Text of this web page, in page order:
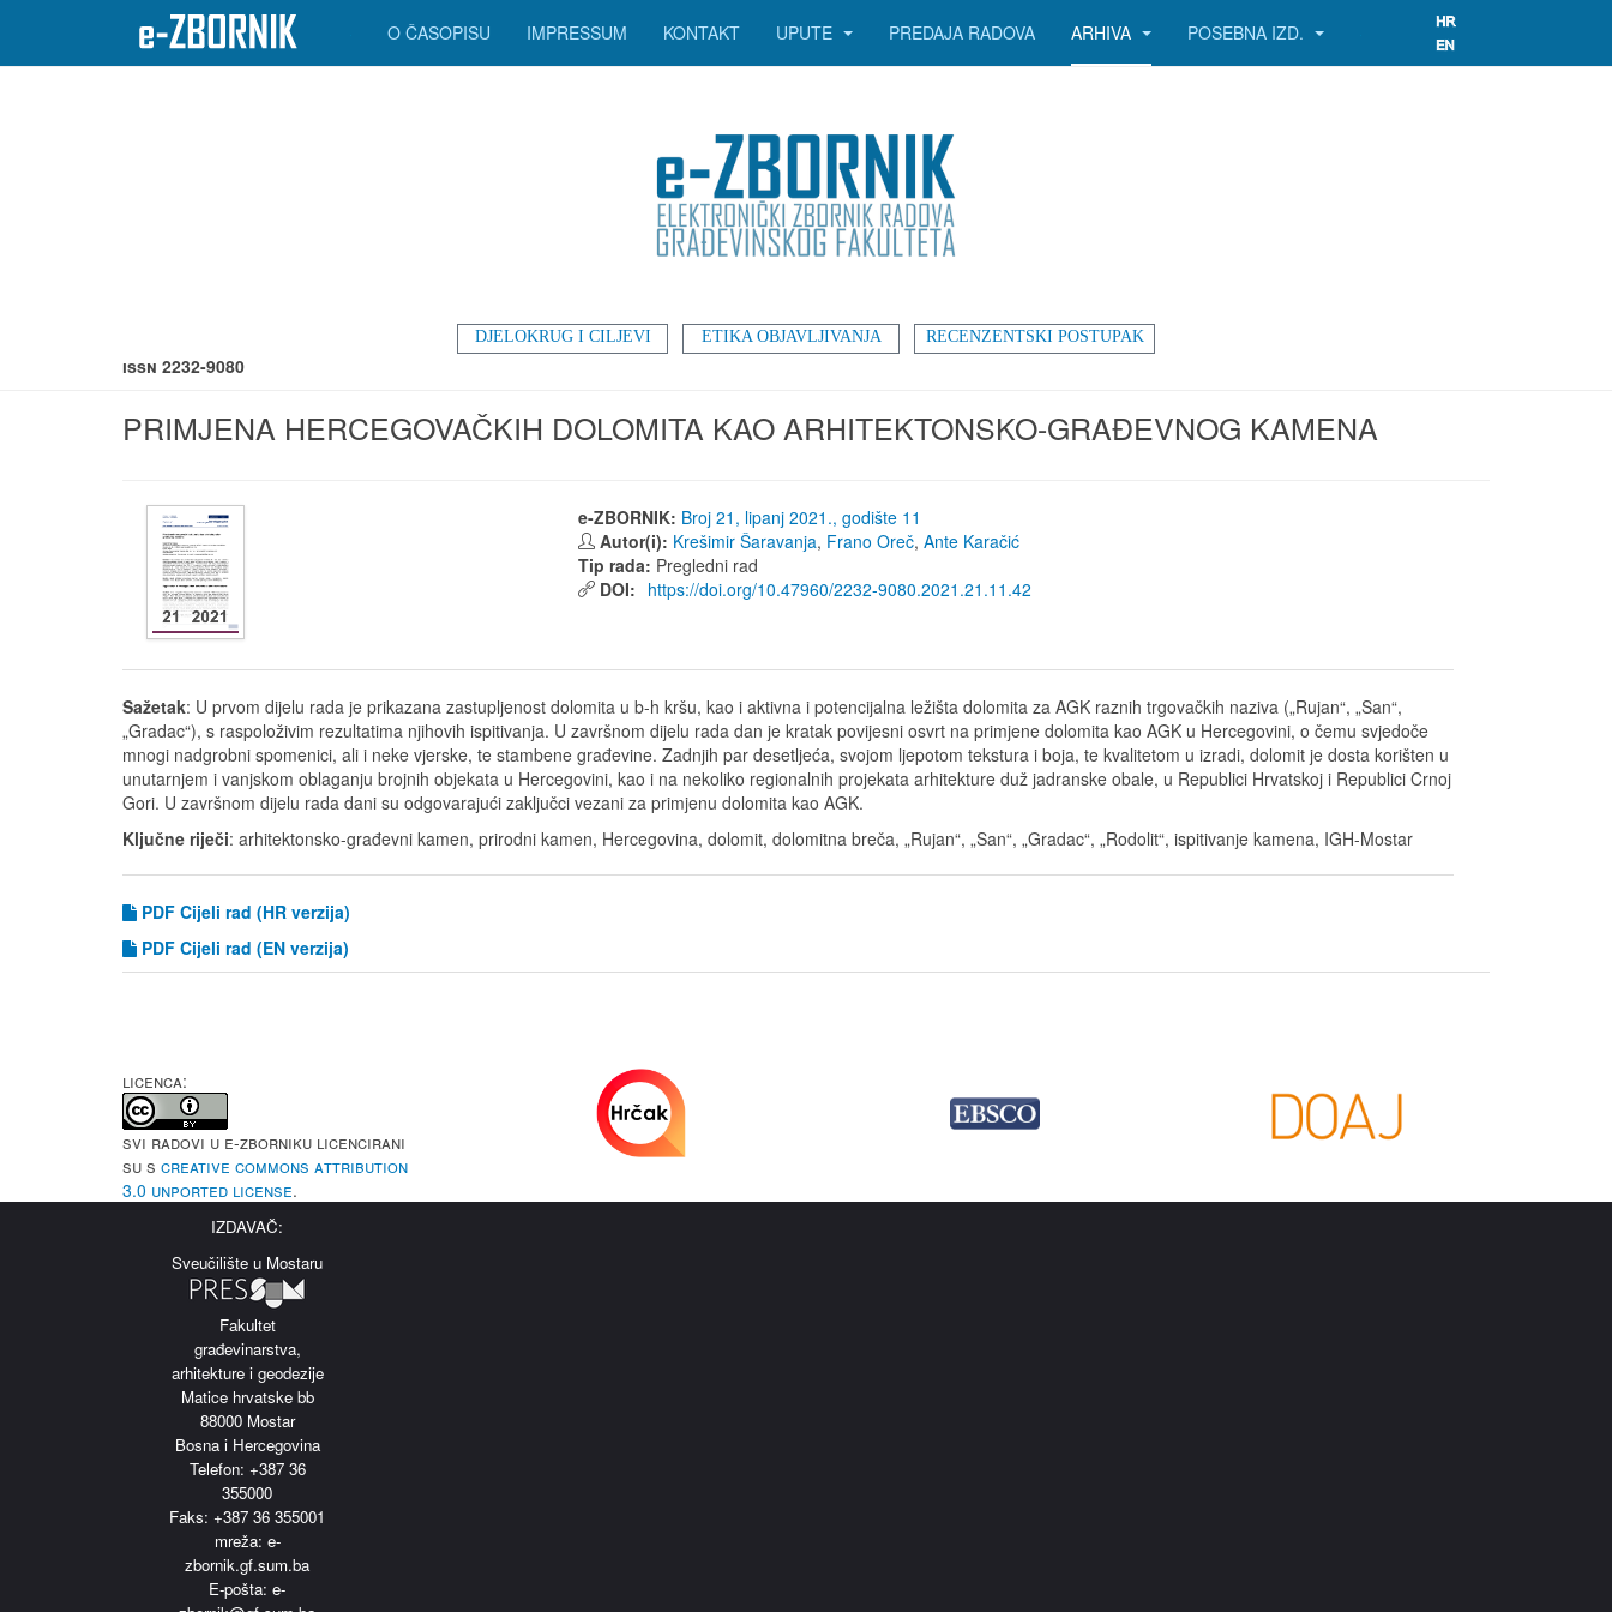
DJELOKRUG I CILJEVI ETIKA OBJAVLJIVANJA RECENZENTSKI POSTUPAK
O ČASOPISU IMPRESSUM KONTAKT UPUTE PREDAJA RADOVA ARHIVA POSEBNA IZD.
ISSN 2232-9080
PRIMJENA HERCEGOVAČKIH DOLOMITA KAO ARHITEKTONSKO-GRAĐEVNOG KAMENA
e-ZBORNIK: Broj 21, lipanj 2021., godište 11
Autor(i): Krešimir Šaravanja, Frano Oreč, Ante Karačić
Tip rada: Pregledni rad
DOI: https://doi.org/10.47960/2232-9080.2021.21.11.42
Sažetak: U prvom dijelu rada je prikazana zastupljenost dolomita u b-h kršu, kao i aktivna i potencijalna ležišta dolomita za AGK raznih trgovačkih naziva („Rujan“, „San“,
„Gradac“), s raspoloživim rezultatima njihovih ispitivanja. U završnom dijelu rada dan je kratak povijesni osvrt na primjene dolomita kao AGK u Hercegovini, o čemu svjedoče
mnogi nadgrobni spomenici, ali i neke vjerske, te stambene građevine. Zadnjih par desetljeća, svojom ljepotom tekstura i boja, te kvalitetom u izradi, dolomit je dosta korišten u
unutarnjem i vanjskom oblaganju brojnih objekata u Hercegovini, kao i na nekoliko regionalnih projekata arhitekture duž jadranske obale, u Republici Hrvatskoj i Republici Crnoj
Gori. U završnom dijelu rada dani su odgovarajući zaključci vezani za primjenu dolomita kao AGK.
Ključne riječi: arhitektonsko-građevni kamen, prirodni kamen, Hercegovina, dolomit, dolomitna breča, „Rujan“, „San“, „Gradac“, „Rodolit“, ispitivanje kamena, IGH-Mostar
PDF Cijeli rad (HR verzija)
PDF Cijeli rad (EN verzija)
LICENCA:
Svi radovi u e-Zborniku licencirani
su s Creative Commons Attribution
3.0 Unported License.
IZDAVAČ:
Sveučilište u Mostaru
Fakultet
građevinarstva,
arhitekture i geodezije
Matice hrvatske bb
88000 Mostar
Bosna i Hercegovina
Telefon: +387 36
355000
Faks: +387 36 355001
mreža: e-
zbornik.gf.sum.ba
E-pošta: e-